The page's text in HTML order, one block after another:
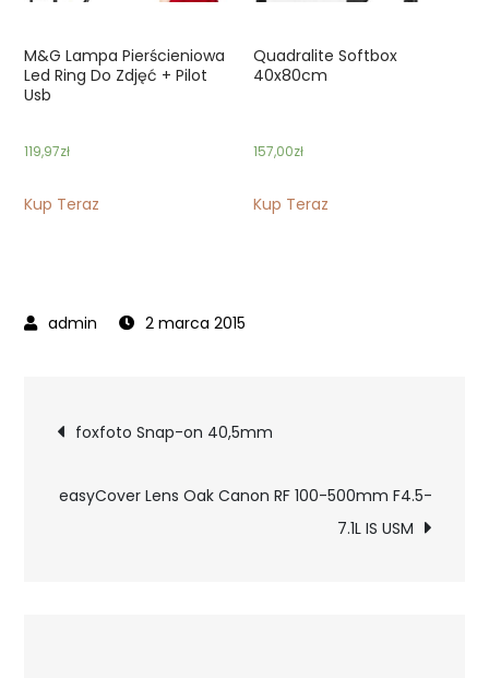
M&G Lampa Pierścieniowa
Led Ring Do Zdjęć + Pilot
Usb
119,97zł
Kup Teraz
Quadralite Softbox
40x80cm
157,00zł
Kup Teraz
2 marca 2015
Nawigacja
wpisu
foxfoto Snap-on 40,5mm
easyCover Lens Oak Canon RF 100-500mm F4.5-
7.1L IS USM